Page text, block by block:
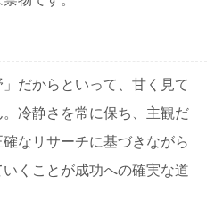
だからといって、甘く見て
冷静さを常に保ち、主観だ
なリサーチに基づきながら
くことが成功への確実な道